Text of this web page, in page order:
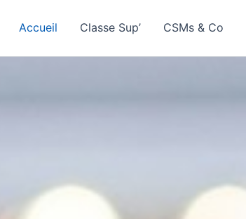
Accueil Classe Sup’ CSMs & Co